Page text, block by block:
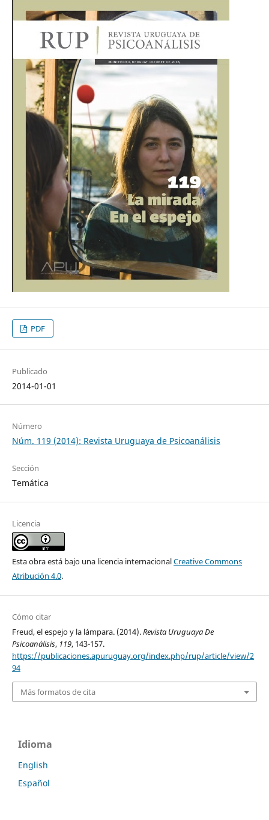
PDF
Publicado
2014-01-01
Número
Núm. 119 (2014): Revista Uruguaya de Psicoanálisis
Sección
Temática
Licencia
Esta obra está bajo una licencia internacionalCreative Commons
Atribución 4.0.
Cómo citar
Freud, el espejo y la lámpara. (2014).Revista Uruguaya De
Psicoanálisis, 119, 143-157.
https://publicaciones.apuruguay.org/index.php/rup/article/view/2
94
Más formatos de cita
Idioma
English
Español